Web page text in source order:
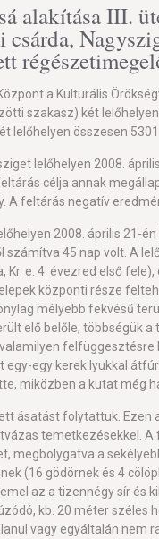
alakítása III.
a Kulturális
szakasz) két
lelőhelyen összesen
lelőhelyen 2008.
célja annak
A feltárás negatív
2008. április
számítva 45 nap volt. A
e. 4. évezred első
központi része
mélyebb fekvésű
elő belőle, többségük
egy kerek lyukkal
miközben a kutat még
ásatást folytattuk.
temetkezésekkel.
megbolygatva a
(16 gödörnek és 4
az a tizennégy sír és
kb. 20 méter
vagy egyáltalán